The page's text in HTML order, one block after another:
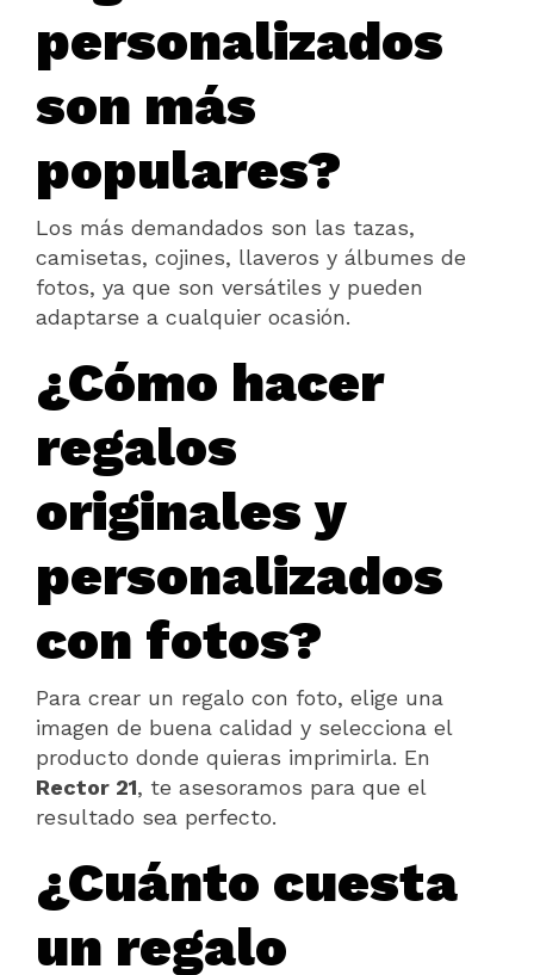
personalizados
son más
populares?
Los más demandados son las tazas,
camisetas, cojines, llaveros y álbumes de
fotos, ya que son versátiles y pueden
adaptarse a cualquier ocasión.
¿Cómo hacer
regalos
originales y
personalizados
con fotos?
Para crear un regalo con foto, elige una
imagen de buena calidad y selecciona el
producto donde quieras imprimirla. En
Rector 21, te asesoramos para que el
resultado sea perfecto.
¿Cuánto cuesta
un regalo